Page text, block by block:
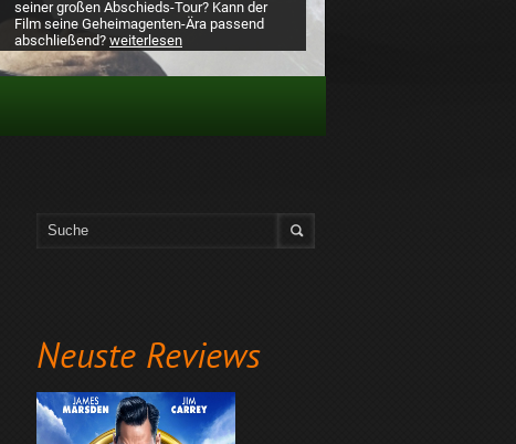
seiner großen Abschieds-Tour? Kann der
Film seine Geheimagenten-Ära passend
abschließend? weiterlesen
Neuste Reviews